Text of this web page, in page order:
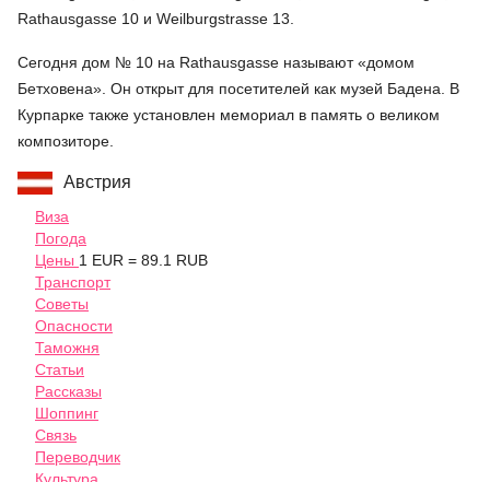
Rathausgasse 10 и Weilburgstrasse 13.
Сегодня дом № 10 на Rathausgasse называют «домом
Бетховена». Он открыт для посетителей как музей Бадена. В
Курпарке также установлен мемориал в память о великом
композиторе.
Австрия
Виза
Погода
Цены 1 EUR = 89.1 RUB
Транспорт
Советы
Опасности
Таможня
Статьи
Рассказы
Шоппинг
Связь
Переводчик